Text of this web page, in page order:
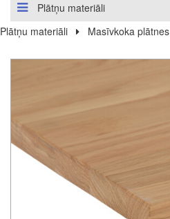
Plātņu materiāli
Plātņu materiāli
Masīvkoka plātnes